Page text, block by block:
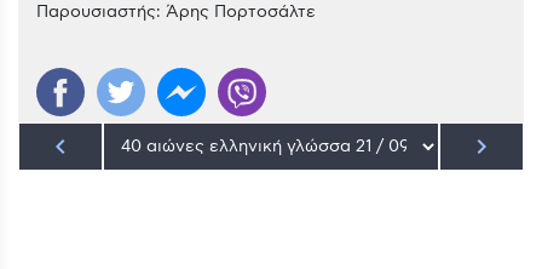
Παρουσιαστής: Άρης Πορτοσάλτε
keyboard_arrow_left keyboard_arrow_right